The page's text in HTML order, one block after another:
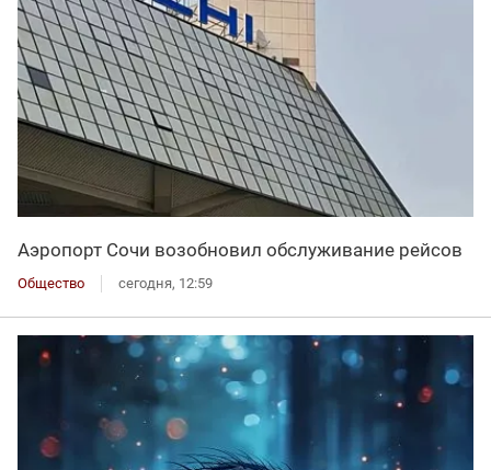
Аэропорт Сочи возобновил обслуживание рейсов
Общество сегодня, 12:59